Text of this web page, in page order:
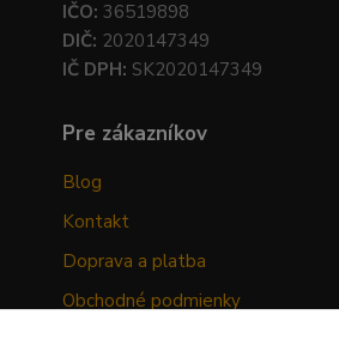
IČO: 36519898
DIČ: 2020147349
IČ DPH: SK2020147349
Pre zákazníkov
Blog
Kontakt
Doprava a platba
Obchodné podmienky